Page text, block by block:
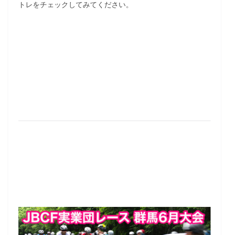
トレをチェックしてみてください。